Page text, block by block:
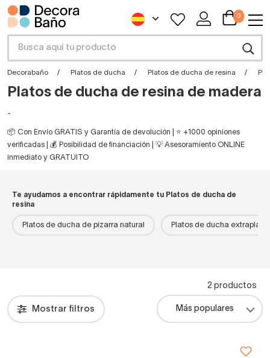
0
Decorabaño Platos de ducha Platos de ducha de resina
Platos de ducha de resina de madera
-
📦 Con Envío GRATIS y Garantía de devolución | ⭐ +1000 opiniones
verificadas | 💰 Posibilidad de financiación | 💡 Asesoramiento ONLINE
inmediato y GRATUITO
Te ayudamos a encontrar rápidamente tu Platos de ducha de
resina
Platos de ducha de pizarra natural Platos de ducha
Mostrar filtros
2 productos